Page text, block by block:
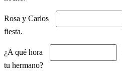
Rosa y Carlos
fiesta.
¿A qué hora
tu hermano?